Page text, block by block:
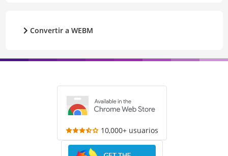
Convertir a WEBM
10,000+ usuarios